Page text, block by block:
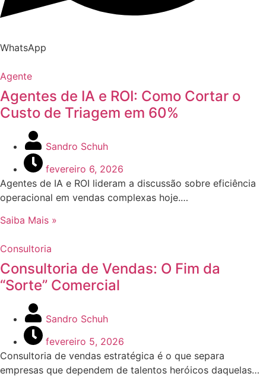
WhatsApp
Agente
Agentes de IA e ROI: Como Cortar o
Custo de Triagem em 60%
Sandro Schuh
fevereiro 6, 2026
Agentes de IA e ROI lideram a discussão sobre eficiência
operacional em vendas complexas hoje.…
Saiba Mais »
Consultoria
Consultoria de Vendas: O Fim da
“Sorte” Comercial
Sandro Schuh
fevereiro 5, 2026
Consultoria de vendas estratégica é o que separa
empresas que dependem de talentos heróicos daquelas…